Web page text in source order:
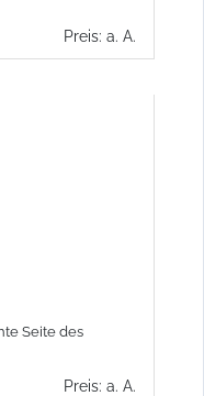
Preis: a. A.
Seite des
Preis: a. A.